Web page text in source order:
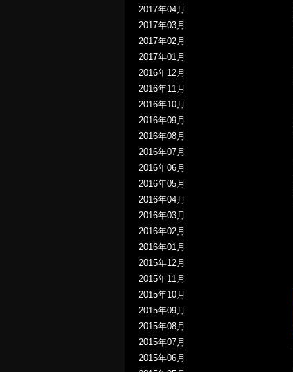
2017年04月
2017年03月
2017年02月
2017年01月
2016年12月
2016年11月
2016年10月
2016年09月
2016年08月
2016年07月
2016年06月
2016年05月
2016年04月
2016年03月
2016年02月
2016年01月
2015年12月
2015年11月
2015年10月
2015年09月
2015年08月
2015年07月
2015年06月